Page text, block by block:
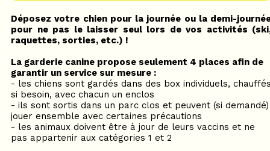
Déposez votre chien pour la journée ou la demi-
pour ne pas le laisser seul lors de vos activités
raquettes, sorties, etc.) !
La garderie canine propose seulement 4 places afin de
garantir un service sur mesure :
- les chiens sont gardés dans des box individuels,
si besoin, avec chacun un enclos
- ils sont sortis dans un parc clos et peuvent (si demandé)
jouer ensemble avec certaines précautions
- les animaux doivent être à jour de leurs vaccins et ne
pas appartenir aux catégories 1 et 2